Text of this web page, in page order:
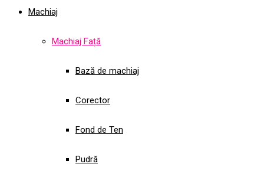
Machiaj
Machiaj Față
Bază de machiaj
Corector
Fond de Ten
Pudră